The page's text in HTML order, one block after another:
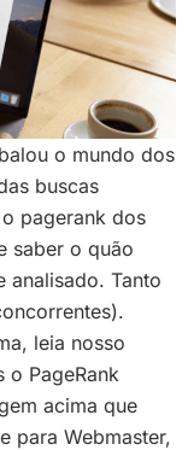
o mundo dos
buscas
pagerank dos
saber o quão
analisado. Tanto
leia nosso
o PageRank
acima que
para Webmaster,